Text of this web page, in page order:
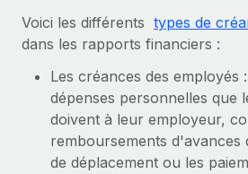
Contrôles d’antécédents
Simplifiez vos processus de
candidats
Remote Watchtower
Gardez un temps d’avance sur
matière de conformité
ÉTUDES DE CAS
Voir toutes les ressources
Paie multipays
EOR et PEO
Voici les différents types de
dans les rapports financiers :
Les créances des employés
dépenses personnelles que
doivent à leur employeur,
remboursements d'avances
de déplacement ou les